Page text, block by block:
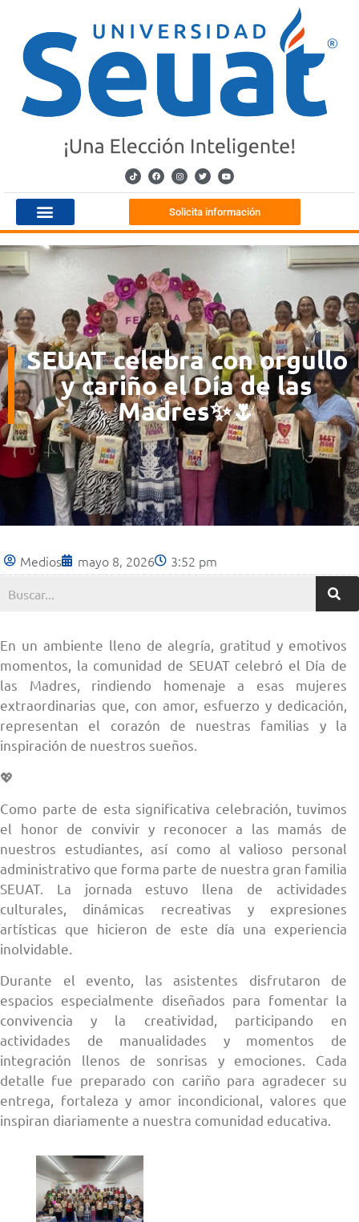
Solicita información
SEUAT celebra con orgullo
y cariño el Día de las
Madres✨🌷
Medios mayo 8, 2026 3:52 pm
En un ambiente lleno de alegría, gratitud y emotivos
momentos, la comunidad de SEUAT celebró el Día de
las Madres, rindiendo homenaje a esas mujeres
extraordinarias que, con amor, esfuerzo y dedicación,
representan el corazón de nuestras familias y la
inspiración de nuestros sueños.
💖
Como parte de esta significativa celebración, tuvimos
el honor de convivir y reconocer a las mamás de
nuestros estudiantes, así como al valioso personal
administrativo que forma parte de nuestra gran familia
SEUAT. La jornada estuvo llena de actividades
culturales, dinámicas recreativas y expresiones
artísticas que hicieron de este día una experiencia
inolvidable.
Durante el evento, las asistentes disfrutaron de
espacios especialmente diseñados para fomentar la
convivencia y la creatividad, participando en
actividades de manualidades y momentos de
integración llenos de sonrisas y emociones. Cada
detalle fue preparado con cariño para agradecer su
entrega, fortaleza y amor incondicional, valores que
inspiran diariamente a nuestra comunidad educativa.